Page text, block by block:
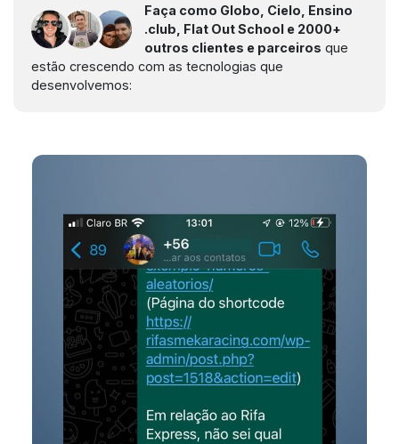
Faça como Globo, Cielo, Ensino
.club, Flat Out School e 2000+
outros clientes e parceiros que
estão crescendo com as tecnologias que
desenvolvemos: